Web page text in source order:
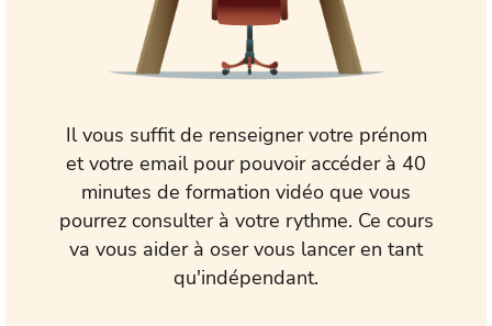
Il vous suffit de renseigner votre prénom
et votre email pour pouvoir accéder à 40
minutes de formation vidéo que vous
pourrez consulter à votre rythme. Ce cours
va vous aider à oser vous lancer en tant
qu'indépendant.